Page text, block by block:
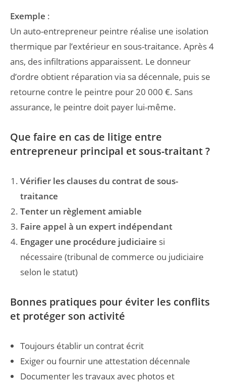
Exemple :
Un auto-entrepreneur peintre réalise une isolation
thermique par l’extérieur en sous-traitance. Après 4
ans, des infiltrations apparaissent. Le donneur
d’ordre obtient réparation via sa décennale, puis se
retourne contre le peintre pour 20 000 €. Sans
assurance, le peintre doit payer lui-même.
Que faire en cas de litige entre
entrepreneur principal et sous-traitant ?
Vérifier les clauses du contrat de sous-
traitance
Tenter un règlement amiable
Faire appel à un expert indépendant
Engager une procédure judiciaire si
nécessaire (tribunal de commerce ou judiciaire
selon le statut)
Bonnes pratiques pour éviter les conflits
et protéger son activité
Toujours établir un contrat écrit
Exiger ou fournir une attestation décennale
Documenter les travaux avec photos et